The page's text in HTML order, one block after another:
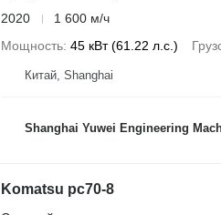
2020
1 600 м/ч
Мощность 45 кВт (61.22 л.с.)
Китай, Shanghai
Shanghai Yuwei Engineering
Komatsu pc70-8